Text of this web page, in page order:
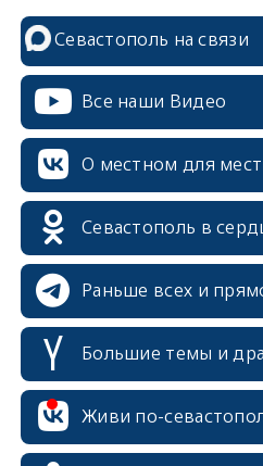
Севастополь на связи
Все наши Видео
О местном для
Севастополь в
Раньше всех и
Большие темы и
Живи по-